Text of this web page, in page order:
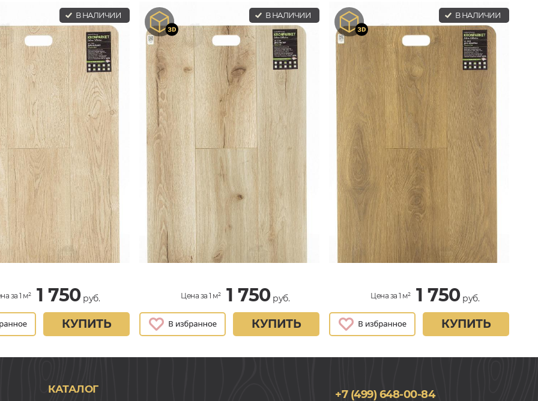
В НАЛИЧИИ
за 1 м² 1 750руб.
КУПИТЬ
В НАЛИЧИИ
Цена за 1 м² 1 750руб.
КУПИТЬ
В НАЛИЧИИ
Цена за 1 м² 1 750руб.
КУПИТЬ
КАТАЛОГ +7 (499) 648-00-84